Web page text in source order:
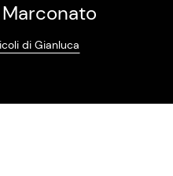
di Gianluca